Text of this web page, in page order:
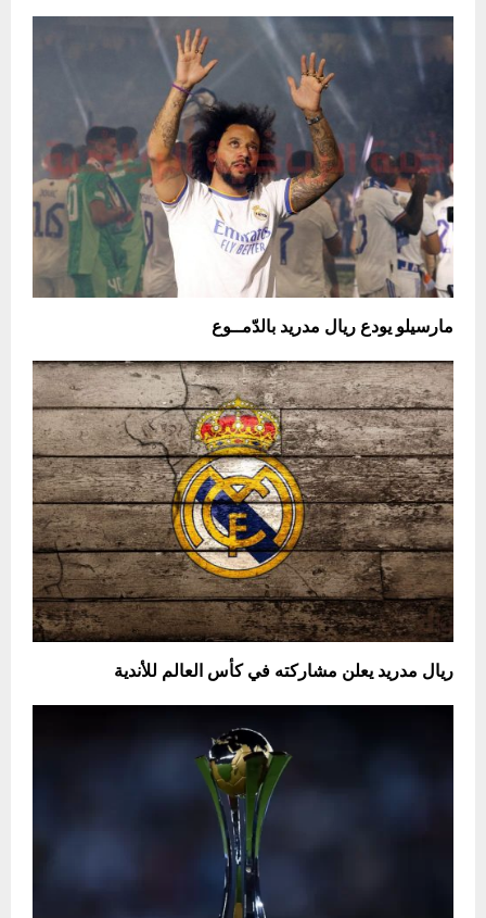
مارسيلو يودع ريال مدريد بالدّمــوع
ريال مدريد يعلن مشاركته في كأس العالم للأندية